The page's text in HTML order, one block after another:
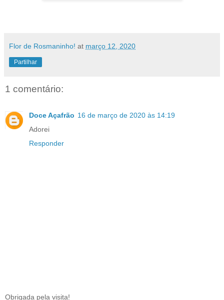
Flor de Rosmaninho! at março 12, 2020
Partilhar
1 comentário:
Doce Açafrão 16 de março de 2020 às 14:19
Adorei
Responder
Obrigada pela visita!